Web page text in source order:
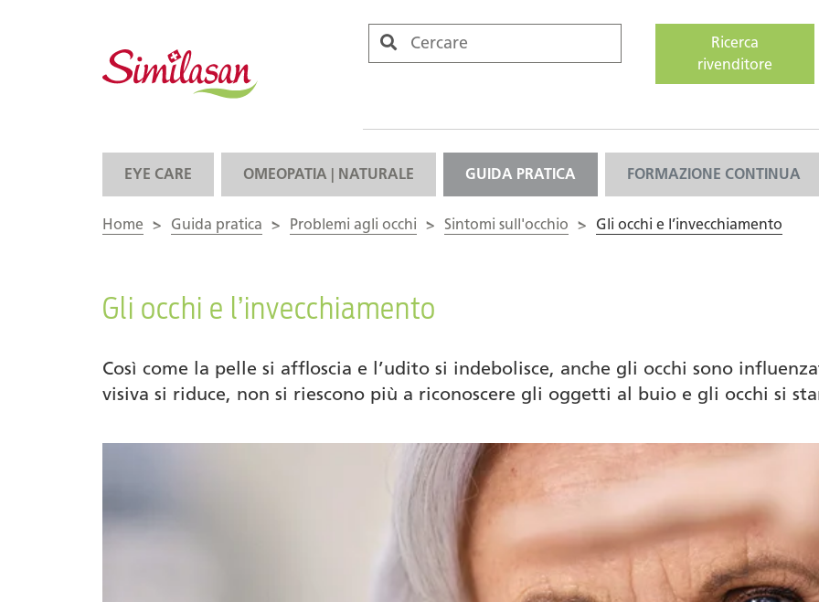
Ricerca
rivenditore
EYE CARE OMEOPATIA | NATURALE GUIDA PRATICA FORMAZIONE CONTINUA
Home > Guida pratica > Problemi agli occhi > Sintomi sull'occhio > Gli occhi e l’invecchiamento
Gli occhi e l’invecchiamento
Così come la pelle si affloscia e l’udito si indebolisce, anche gli occhi sono
visiva si riduce, non si riescono più a riconoscere gli oggetti al buio e gli occhi si